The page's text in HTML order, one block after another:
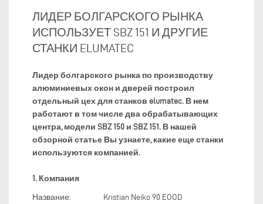
ЛИДЕР БОЛГАРСКОГО РЫНКА
ИСПОЛЬЗУЕТ SBZ 151 И ДРУГИЕ
СТАНКИ ELUMATEC
Лидер болгарского рынка по производству
алюминиевых окон и дверей построил
отдельный цех для станков elumatec. В нем
работают в том числе два обрабатывающих
центра, модели SBZ 150 и SBZ 151. В нашей
обзорной статье Вы узнаете, какие еще станки
используются компанией.
1. Компания
Название: Kristian Neiko 90 EOOD